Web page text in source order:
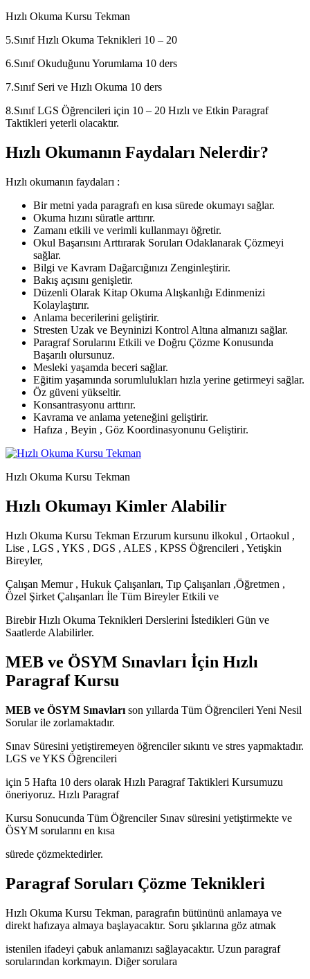
Hızlı Okuma Kursu Tekman
5.Sınıf Hızlı Okuma Teknikleri 10 – 20
6.Sınıf Okuduğunu Yorumlama 10 ders
7.Sınıf Seri ve Hızlı Okuma 10 ders
8.Sınıf LGS Öğrencileri için 10 – 20 Hızlı ve Etkin Paragraf
Taktikleri yeterli olacaktır.
Hızlı Okumanın Faydaları Nelerdir?
Hızlı okumanın faydaları :
Bir metni yada paragrafı en kısa sürede okumayı sağlar.
Okuma hızını süratle arttırır.
Zamanı etkili ve verimli kullanmayı öğretir.
Okul Başarısını Arttırarak Soruları Odaklanarak Çözmeyi
sağlar.
Bilgi ve Kavram Dağarcığınızı Zenginleştirir.
Bakış açısını genişletir.
Düzenli Olarak Kitap Okuma Alışkanlığı Edinmenizi
Kolaylaştırır.
Anlama becerilerini geliştirir.
Stresten Uzak ve Beyninizi Kontrol Altına almanızı sağlar.
Paragraf Sorularını Etkili ve Doğru Çözme Konusunda
Başarılı olursunuz.
Mesleki yaşamda beceri sağlar.
Eğitim yaşamında sorumlulukları hızla yerine getirmeyi sağlar.
Öz güveni yükseltir.
Konsantrasyonu arttırır.
Kavrama ve anlama yeteneğini geliştirir.
Hafıza , Beyin , Göz Koordinasyonunu Geliştirir.
Hızlı Okuma Kursu Tekman
Hızlı Okumayı Kimler Alabilir
Hızlı Okuma Kursu Tekman Erzurum kursunu ilkokul , Ortaokul ,
Lise , LGS , YKS , DGS , ALES , KPSS Öğrencileri , Yetişkin
Bireyler,
Çalışan Memur , Hukuk Çalışanları, Tıp Çalışanları ,Öğretmen ,
Özel Şirket Çalışanları İle Tüm Bireyler Etkili ve
Birebir Hızlı Okuma Teknikleri Derslerini İstedikleri Gün ve
Saatlerde Alabilirler.
MEB ve ÖSYM Sınavları İçin Hızlı
Paragraf Kursu
MEB ve ÖSYM Sınavları son yıllarda Tüm Öğrencileri Yeni Nesil
Sorular ile zorlamaktadır.
Sınav Süresini yetiştiremeyen öğrenciler sıkıntı ve stres yapmaktadır.
LGS ve YKS Öğrencileri
için 5 Hafta 10 ders olarak Hızlı Paragraf Taktikleri Kursumuzu
öneriyoruz. Hızlı Paragraf
Kursu Sonucunda Tüm Öğrenciler Sınav süresini yetiştirmekte ve
ÖSYM sorularını en kısa
sürede çözmektedirler.
Paragraf Soruları Çözme Teknikleri
Hızlı Okuma Kursu Tekman, paragrafın bütününü anlamaya ve
direkt hafızaya almaya başlayacaktır. Soru şıklarına göz atmak
istenilen ifadeyi çabuk anlamanızı sağlayacaktır. Uzun paragraf
sorularından korkmayın. Diğer sorulara